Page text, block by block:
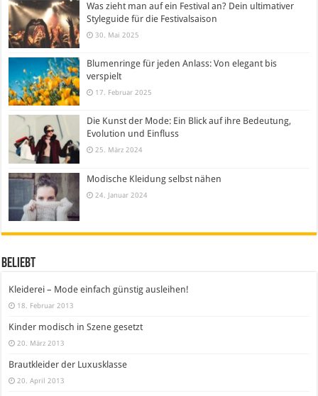
Was zieht man auf ein Festival an? Dein ultimativer
Styleguide für die Festivalsaison
30. Mai 2025
Blumenringe für jeden Anlass: Von elegant bis
verspielt
17. Februar 2025
Die Kunst der Mode: Ein Blick auf ihre Bedeutung,
Evolution und Einfluss
25. März 2024
Modische Kleidung selbst nähen
24. Januar 2024
Beliebt
Kleiderei – Mode einfach günstig ausleihen!
18. Februar 2013
Kinder modisch in Szene gesetzt
20. März 2013
Brautkleider der Luxusklasse
20. April 2013